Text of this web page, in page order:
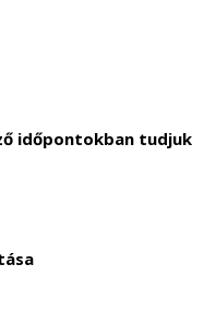
időpontokban tudjuk